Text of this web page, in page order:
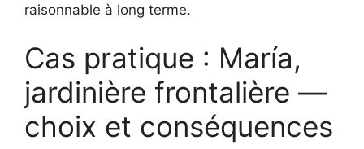
raisonnable à long terme.
Cas pratique : María,
jardinière frontalière —
choix et conséquences